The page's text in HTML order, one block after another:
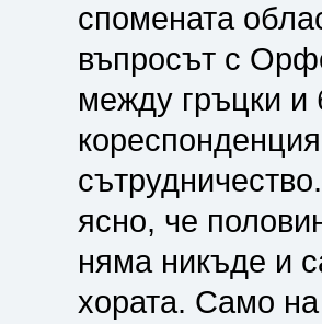
спомената
въпросът с
между гръцки и
ясно, че
няма никъде и
хората. Само